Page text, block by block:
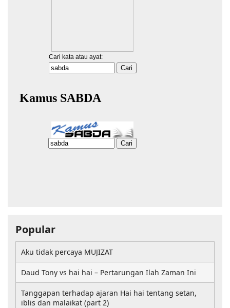
Popular
Aku tidak percaya MUJIZAT
Daud Tony vs hai hai – Pertarungan Ilah Zaman Ini
Tanggapan terhadap ajaran Hai hai tentang setan,
iblis dan malaikat (part 2)